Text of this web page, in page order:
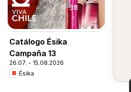
Catálogo Ésika
Campaña 13
26.07. - 15.08.2026
Ésika